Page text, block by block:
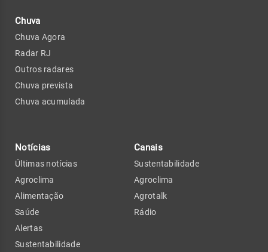
Chuva
Chuva Agora
Radar RJ
Outros radares
Chuva prevista
Chuva acumulada
Notícias
Últimas notícias
Agroclima
Alimentação
Saúde
Alertas
Sustentabilidade
Canais
Sustentabilidade
Agroclima
Agrotalk
Rádio